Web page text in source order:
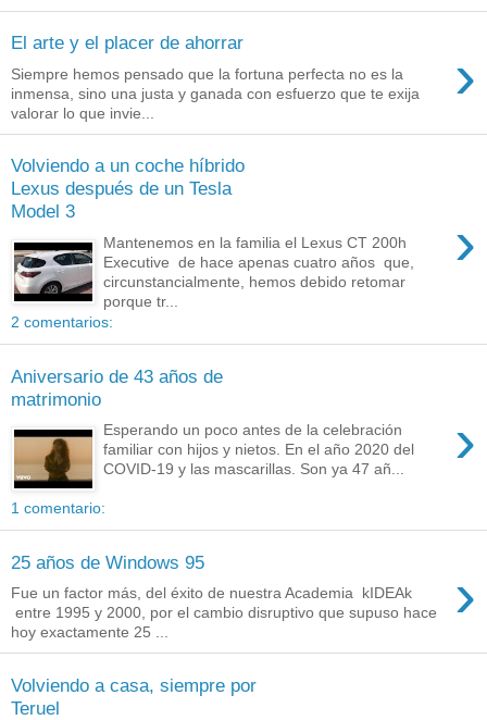
El arte y el placer de ahorrar ›
Siempre hemos pensado que la fortuna perfecta no es la
inmensa, sino una justa y ganada con esfuerzo que te exija
valorar lo que invie...
Volviendo a un coche híbrido
Lexus después de un Tesla
Model 3
›
Mantenemos en la familia el Lexus CT 200h
Executive de hace apenas cuatro años que,
circunstancialmente, hemos debido retomar
porque tr...
2 comentarios:
Aniversario de 43 años de
matrimonio
›
Esperando un poco antes de la celebración
familiar con hijos y nietos. En el año 2020 del
COVID-19 y las mascarillas. Son ya 47 añ...
1 comentario:
25 años de Windows 95 ›
Fue un factor más, del éxito de nuestra Academia kIDEAk
entre 1995 y 2000, por el cambio disruptivo que supuso hace
hoy exactamente 25 ...
Volviendo a casa, siempre por
Teruel